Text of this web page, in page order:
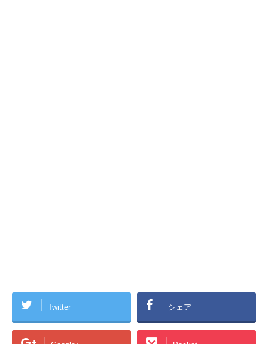
Twitter シェア